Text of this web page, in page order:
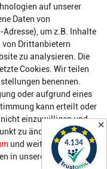
14:00 - 17:00 Uhr
14:00 - 17:00 Uhr
14:00 - 17:00 Uhr
14:00 - 17:00 Uhr
14:00 - 19:00 Uhr
10:00 - 17:00 Uhr
auf unserer
Daten von
Adresse), um z.B. Inhalte
von Drittanbietern
zu analysieren. Die
Cookies. Wir teilen
benennen.
oder aufgrund eines
kann erteilt oder
nicht einzuwilligen und
zu ändern oder zu
und weitere Hinweise
in unserer
Daten­
✕